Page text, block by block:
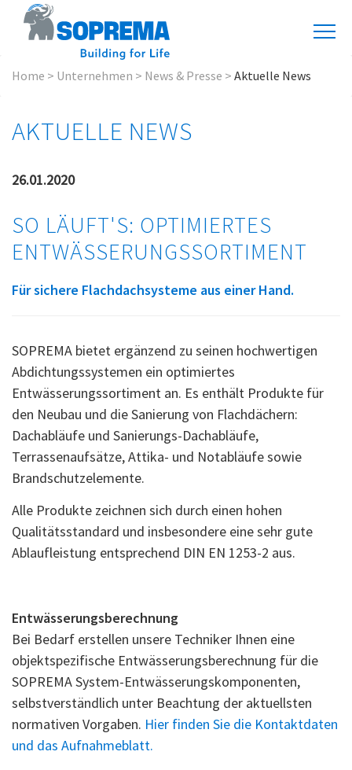
Home > Unternehmen > News & Presse > Aktuelle News
AKTUELLE NEWS
26.01.2020
SO LÄUFT'S: OPTIMIERTES
ENTWÄSSERUNGSSORTIMENT
Für sichere Flachdachsysteme aus einer Hand.
SOPREMA bietet ergänzend zu seinen hochwertigen
Abdichtungssystemen ein optimiertes
Entwässerungssortiment an. Es enthält Produkte für
den Neubau und die Sanierung von Flachdächern:
Dachabläufe und Sanierungs-Dachabläufe,
Terrassenaufsätze, Attika- und Notabläufe sowie
Brandschutzelemente.
Alle Produkte zeichnen sich durch einen hohen
Qualitätsstandard und insbesondere eine sehr gute
Ablaufleistung entsprechend DIN EN 1253-2 aus.
Entwässerungsberechnung
Bei Bedarf erstellen unsere Techniker Ihnen eine
objektspezifische Entwässerungsberechnung für die
SOPREMA System-Entwässerungskomponenten,
selbstverständlich unter Beachtung der aktuellsten
normativen Vorgaben. Hier finden Sie die Kontaktdaten
und das Aufnahmeblatt.